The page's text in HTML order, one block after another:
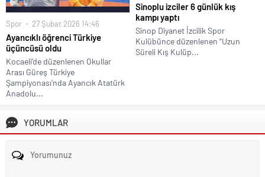
Spor 27 Şubat 2026 14:46
Ayancıklı öğrenci Türkiye
üçüncüsü oldu
Kocaeli’de düzenlenen Okullar
Arası Güreş Türkiye
Şampiyonası’nda Ayancık Atatürk
Anadolu...
Sinoplu izciler 6 günlük kış
kampı yaptı
Sinop Diyanet İzcilik Spor
Kulübünce düzenlenen “Uzun
Süreli Kış Kulüp...
YORUMLAR